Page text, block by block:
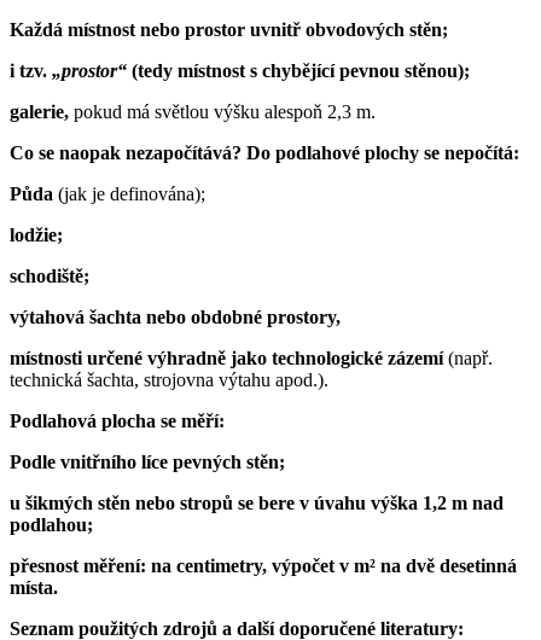
Každá místnost nebo prostor uvnitř obvodových stěn;
i tzv. „prostor“ (tedy místnost s chybějící pevnou stěnou);
galerie, pokud má světlou výšku alespoň 2,3 m.
Co se naopak nezapočítává? Do podlahové plochy se nepočítá:
Půda (jak je definována);
lodžie;
schodiště;
výtahová šachta nebo obdobné prostory,
místnosti určené výhradně jako technologické zázemí(např.
technická šachta, strojovna výtahu apod.).
Podlahová plocha se měří:
Podle vnitřního líce pevných stěn;
u šikmých stěn nebo stropů se bere v úvahu výška 1,2 m nad
podlahou;
přesnost měření: na centimetry, výpočet v m² na dvě desetinná
místa.
Seznam použitých zdrojů a další doporučené literatury: